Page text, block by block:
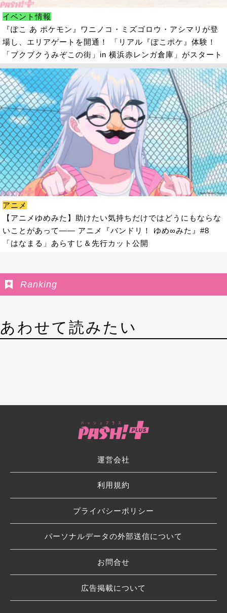
イベント情報
『ぽこ あ ポケモン』ワニノコ・ミズゴロウ・アシマリが登
場し、エリアゲートを開通！ 「リアル『ぽこポケ』体験！
「ブクブクうみぞこの街」in 横浜赤レンガ倉庫」がスタート
アニメ
【アニメゆめみた】助けたい気持ちだけではどうにもならな
いことがあって―― アニメ『バンドリ！ ゆめ∞みた』#8
「はなまる」あらすじ＆先行カット公開
Ranking
あわせて読みたい
運営会社
利用規約
プライバシーポリシー
パーソナルデータの外部送信について
お問合せ
広告掲載について